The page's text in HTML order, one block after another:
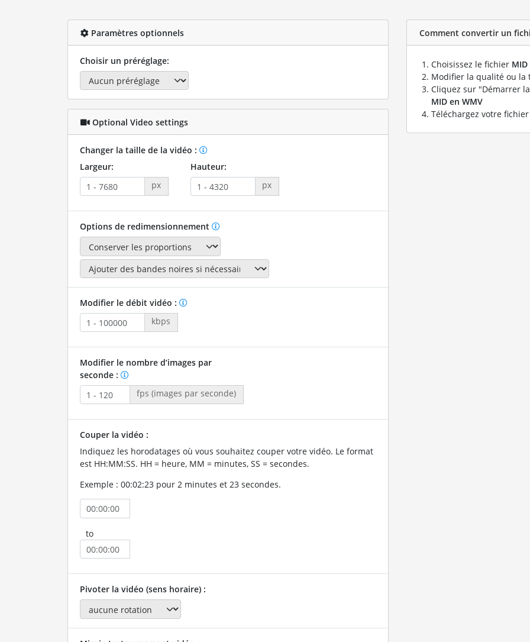
Paramètres optionnels
Choisir un préréglage:
Optional Video settings
Changer la taille de la vidéo :
Largeur:
px
Hauteur:
px
Options de redimensionnement
Modifier le débit vidéo :
kbps
Modifier le nombre d’images par
seconde :
fps (images par seconde)
Couper la vidéo :
Indiquez les horodatages où vous souhaitez couper votre vidéo. Le format
est HH:MM:SS. HH = heure, MM = minutes, SS = secondes.
Exemple : 00:02:23 pour 2 minutes et 23 secondes.
to
Pivoter la vidéo (sens horaire) :
Comment convertir un
Choisissez le fichier MID
Modifier la qualité ou la
Cliquez sur "Démarrer
MID en WMV
Téléchargez votre fichier